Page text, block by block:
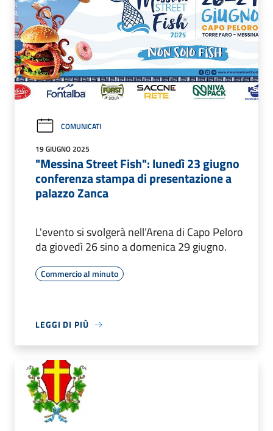
COMUNICATI
19 GIUGNO 2025
"Messina Street Fish": lunedì 23 giugno
conferenza stampa di presentazione a
palazzo Zanca
L'evento si svolgerà nell’Arena di Capo Peloro
da giovedì 26 sino a domenica 29 giugno.
Commercio al minuto
LEGGI DI PIÙ